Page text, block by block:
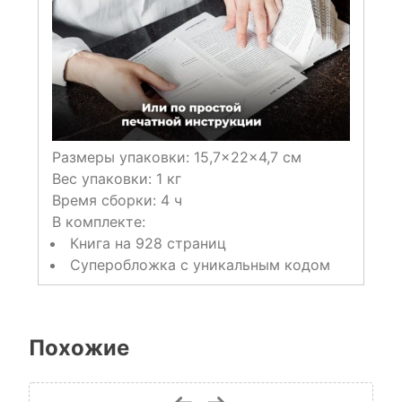
Размеры упаковки: 15,7×22×4,7 см
Вес упаковки: 1 кг
Время сборки: 4 ч
В комплекте:
Книга на 928 страниц
Суперобложка с уникальным кодом
Похожие